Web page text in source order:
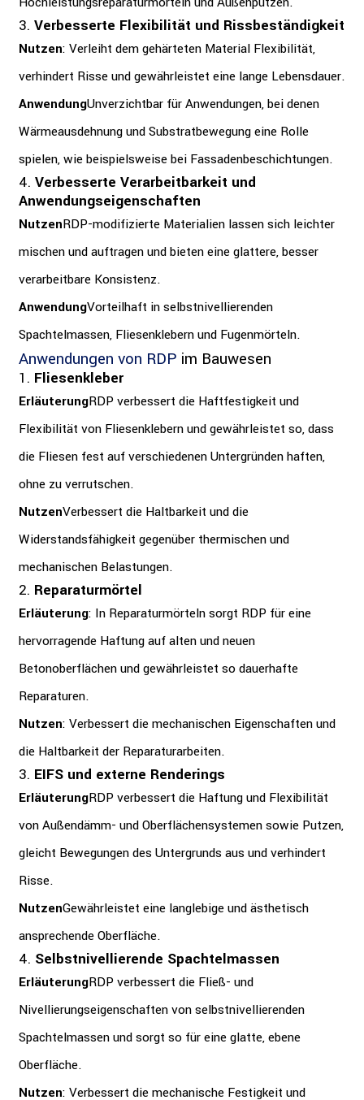
3. Verbesserte Flexibilität und Rissbeständigkeit
Nutzen: Verleiht dem gehärteten Material Flexibilität,
verhindert Risse und gewährleistet eine lange Lebensdauer.
AnwendungUnverzichtbar für Anwendungen, bei denen
Wärmeausdehnung und Substratbewegung eine Rolle
spielen, wie beispielsweise bei Fassadenbeschichtungen.
4. Verbesserte Verarbeitbarkeit und
Anwendungseigenschaften
NutzenRDP-modifizierte Materialien lassen sich leichter
mischen und auftragen und bieten eine glattere, besser
verarbeitbare Konsistenz.
AnwendungVorteilhaft in selbstnivellierenden
Spachtelmassen, Fliesenklebern und Fugenmörteln.
Anwendungen von RDP im Bauwesen
1. Fliesenkleber
ErläuterungRDP verbessert die Haftfestigkeit und
Flexibilität von Fliesenklebern und gewährleistet so, dass
die Fliesen fest auf verschiedenen Untergründen haften,
ohne zu verrutschen.
NutzenVerbessert die Haltbarkeit und die
Widerstandsfähigkeit gegenüber thermischen und
mechanischen Belastungen.
2. Reparaturmörtel
Erläuterung: In Reparaturmörteln sorgt RDP für eine
hervorragende Haftung auf alten und neuen
Betonoberflächen und gewährleistet so dauerhafte
Reparaturen.
Nutzen: Verbessert die mechanischen Eigenschaften und
die Haltbarkeit der Reparaturarbeiten.
3. EIFS und externe Renderings
ErläuterungRDP verbessert die Haftung und Flexibilität
von Außendämm- und Oberflächensystemen sowie Putzen,
gleicht Bewegungen des Untergrunds aus und verhindert
Risse.
NutzenGewährleistet eine langlebige und ästhetisch
ansprechende Oberfläche.
4. Selbstnivellierende Spachtelmassen
ErläuterungRDP verbessert die Fließ- und
Nivellierungseigenschaften von selbstnivellierenden
Spachtelmassen und sorgt so für eine glatte, ebene
Oberfläche.
Nutzen: Verbessert die mechanische Festigkeit und